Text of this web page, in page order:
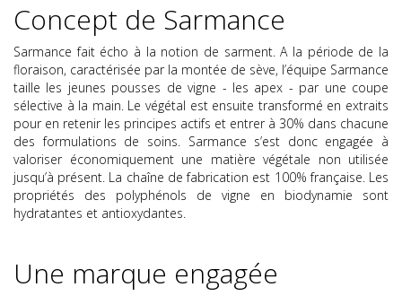
Concept de Sarmance
Sarmance fait écho à la notion de sarment. A la période de la
floraison, caractérisée par la montée de sève, l’équipe Sarmance
taille les jeunes pousses de vigne - les apex - par une coupe
sélective à la main. Le végétal est ensuite transformé en extraits
pour en retenir les principes actifs et entrer à 30% dans chacune
des formulations de soins. Sarmance s’est donc engagée à
valoriser économiquement une matière végétale non utilisée
jusqu’à présent. La chaîne de fabrication est 100% française. Les
propriétés des polyphénols de vigne en biodynamie sont
hydratantes et antioxydantes.
Une marque engagée